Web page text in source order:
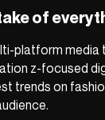
of
platform
z-focused
trends on